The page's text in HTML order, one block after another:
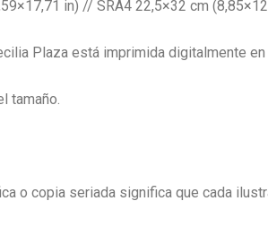
in) // SRA4 22,5×32 cm
Plaza está imprimida digitalmente
tamaño.
o copia seriada significa que cada